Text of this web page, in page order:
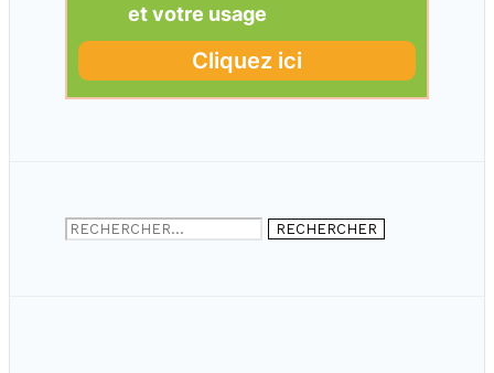
Rechercher :